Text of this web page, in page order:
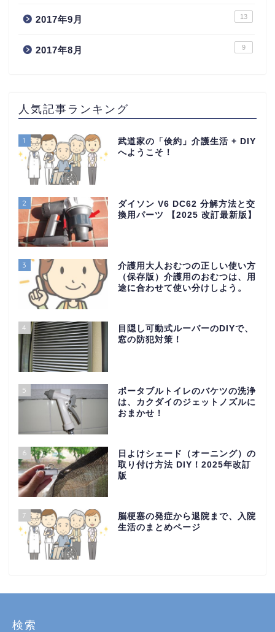
2017年9月 13
2017年8月 9
人気記事ランキング
1
武道家の「倹約」介護生活 + DIY
へようこそ！
2
ダイソン V6 DC62 分解方法と交
換用パーツ 【2025 改訂最新版】
3
介護用大人おむつの正しい使い方
（保存版）介護用のおむつは、用
途に合わせて使い分けしよう。
4
目隠し可動式ルーバーのDIYで、
窓の防犯対策！
5
ポータブルトイレのバケツの洗浄
は、カクダイのジェットノズルに
おまかせ！
6
日よけシェード（オーニング）の
取り付け方法 DIY！2025年改訂
版
7
脳梗塞の発症から退院まで、入院
生活のまとめページ
検索